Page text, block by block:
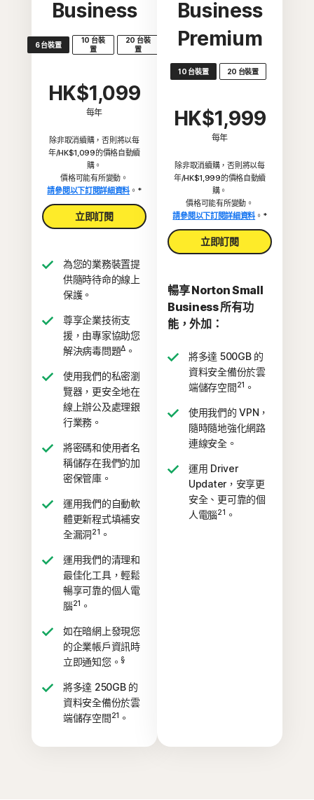
Business
6 台裝置
10 台裝
置
20 台裝
置
HK$1,099
每年
除非取消續購，否則將以每
年/HK$1,099的價格自動續
購。
價格可能有所變動。
請參閱以下訂閱詳細資料 。*
立即訂閱
為您的業務裝置提
供隨時待命的線上
保護。
尊享企業技術支
援，由專家協助您
解決病毒問題Δ。
使用我們的私密瀏
覽器，更安全地在
線上辦公及處理銀
行業務。
將密碼和使用者名
稱儲存在我們的加
密保管庫。
運用我們的自動軟
體更新程式填補安
全漏洞21 。
運用我們的清理和
最佳化工具，輕鬆
暢享可靠的個人電
腦21 。
如在暗網上發現您
的企業帳戶資訊時
立即通知您。§
將多達 250GB 的
資料安全備份於雲
端儲存空間21 。
Business
Premium
10 台裝置 20 台裝置
HK$1,999
每年
除非取消續購，否則將以每
年/HK$1,999的價格自動續
購。
價格可能有所變動。
請參閱以下訂閱詳細資料 。*
立即訂閱
暢享 Norton Small
Business 所有功
能，外加：
將多達 500GB 的
資料安全備份於雲
端儲存空間21 。
使用我們的 VPN，
隨時隨地強化網路
連線安全。
運用 Driver
Updater，安享更
安全、更可靠的個
人電腦21 。